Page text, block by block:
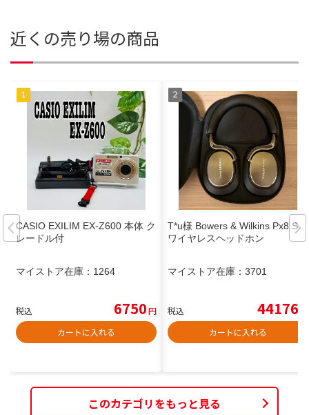
近くの売り場の商品
CASIO EXILIM EX-Z600 本体 ク
レードル付
マイストア在庫： 1264
税込 6750円
カートに入れる
T*u様 Bowers & Wilkins Px8 S2
ワイヤレスヘッドホン
マイストア在庫： 3701
税込 44176
カートに入れる
このカテゴリをもっと見る